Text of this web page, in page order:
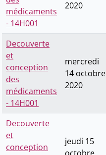
médicaments
- 14H001
2020
Decouverte
et
conception
des
médicaments
- 14H001
mercredi
14 octobre
2020
Decouverte
et
conception
jeudi 15